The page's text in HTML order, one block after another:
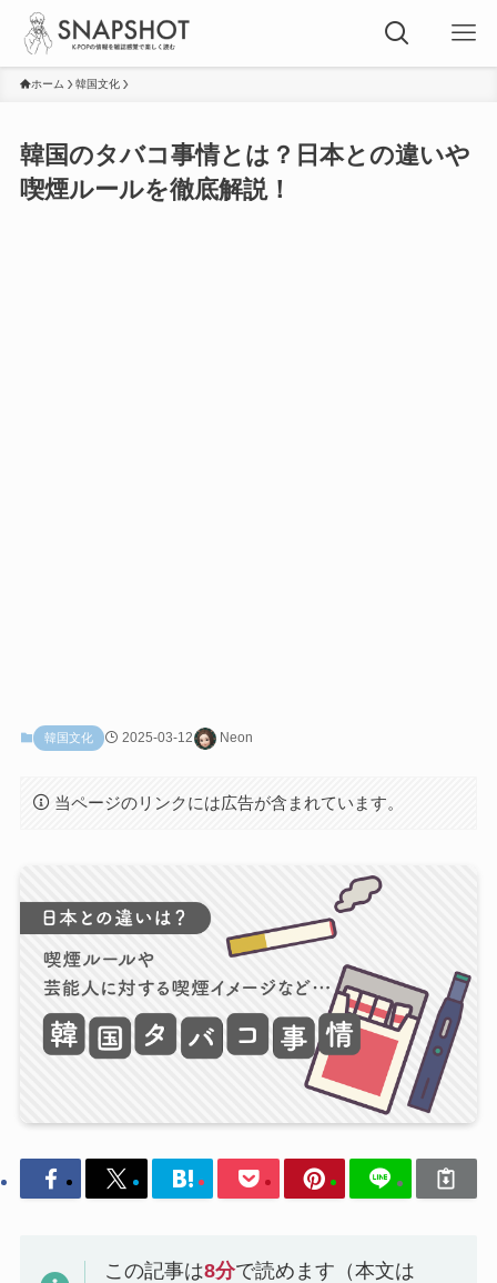
ホーム 韓国文化
韓国のタバコ事情とは？日本との違いや
喫煙ルールを徹底解説！
韓国文化 2025-03-12 Neon
当ページのリンクには広告が含まれています。
この記事は8分で読めます（本文は